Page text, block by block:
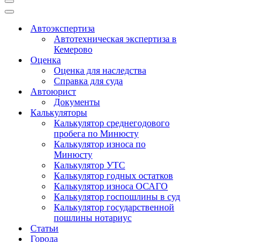
Меню
навигации
Меню
навигацииАвтоэкспертиза
Автотехническая экспертиза в
Кемерово
Оценка
Оценка для наследства
Справка для суда
Автоюрист
Документы
Калькуляторы
Калькулятор среднегодового
пробега по Минюсту
Калькулятор износа по
Минюсту
Калькулятор УТС
Калькулятор годных остатков
Калькулятор износа ОСАГО
Калькулятор госпошлины в суд
Калькулятор государственной
пошлины нотариус
Статьи
Города